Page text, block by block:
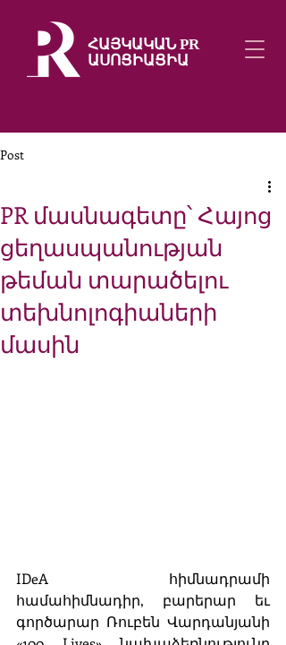
ՀԱՅԿԱԿԱՆ PR
ԱՍՈՑԻԱՑԻԱ
Post
PR մասնագետը՝ Հայոց
ցեղասպանության
թեման տարածելու
տեխնոլոգիաների
մասին
IDeA հիմնադրամի
համահիմնադիր, բարերար եւ
գործարար Ռուբեն Վարդանյանի